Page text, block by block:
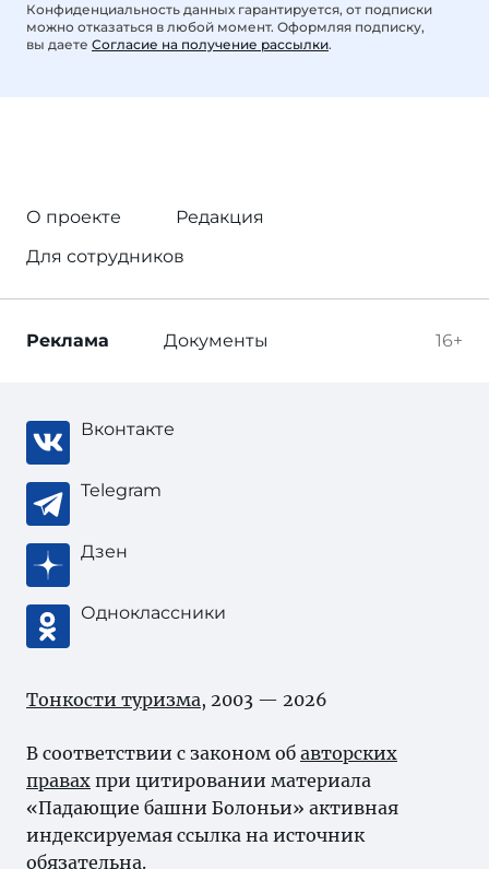
Конфиденциальность данных гарантируется, от подписки
можно отказаться в любой момент. Оформляя подписку,
вы даете Согласие на получение рассылки.
О проекте
Редакция
Для сотрудников
16+
Реклама Документы
Вконтакте
Telegram
Дзен
Одноклассники
Тонкости туризма, 2003 — 2026
В соответствии с законом об авторских
правах при цитировании материала
«Падающие башни Болоньи» активная
индексируемая ссылка на источник
обязательна.